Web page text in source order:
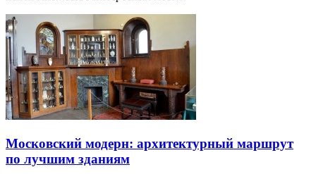
Московский модерн: архитектурный маршрут
по лучшим зданиям